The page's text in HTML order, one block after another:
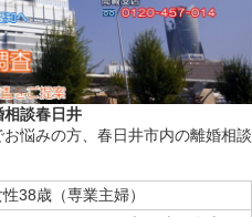
相談春日井
悩みの方、春日井市内の離婚相談
38歳（専業主婦）